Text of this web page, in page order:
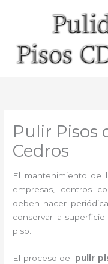
Pulir Pisos
Cedros
El mantenimiento de
empresas, centros
deben hacer
conservar la
piso.
El proceso del pulir